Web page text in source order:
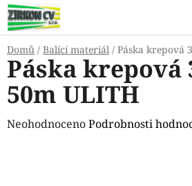
Přejít
na
obsah
Domů / Balící materiál / Páska krepová
Páska krepová
50m ULITH
Průměrné
NeohodnocenoPodrobnosti